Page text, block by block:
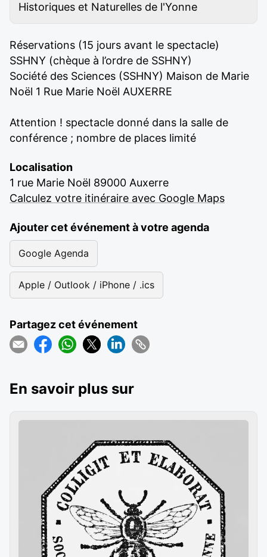
Historiques et Naturelles de l'Yonne
Réservations (15 jours avant le spectacle)
SSHNY (chèque à l’ordre de SSHNY)
Société des Sciences (SSHNY) Maison de Marie
Noël 1 Rue Marie Noël AUXERRE
Attention ! spectacle donné dans la salle de
conférence ; nombre de places limité
Localisation
1 rue Marie Noël 89000 Auxerre
Calculez votre itinéraire avec Google Maps
Ajouter cet événement à votre agenda
Google Agenda
Apple / Outlook / iPhone / .ics
Partagez cet événement
En savoir plus sur